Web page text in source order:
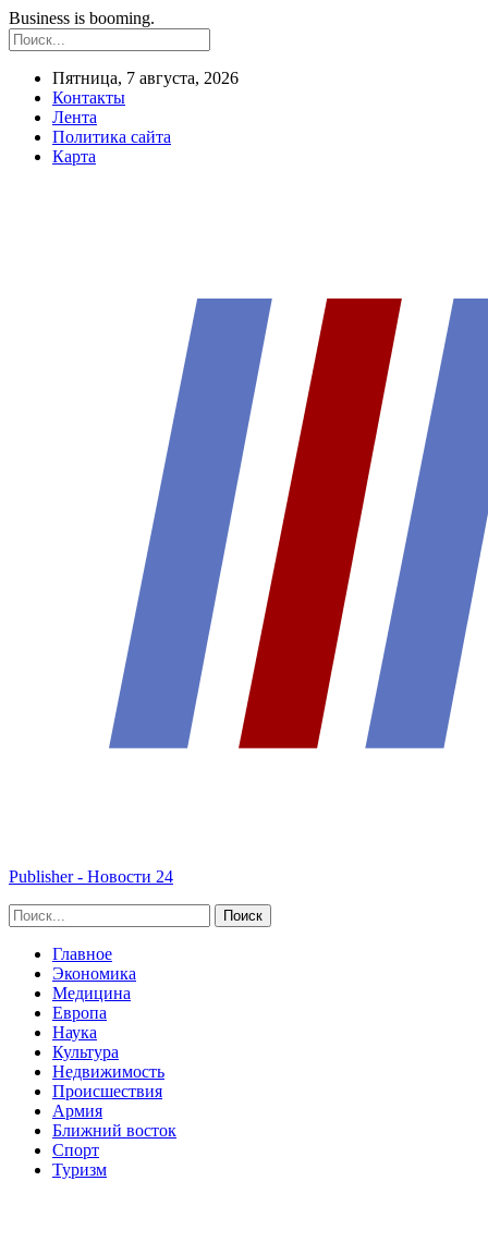
Business is booming.
Пятница, 7 августа, 2026
Контакты
Лента
Политика сайта
Карта
Publisher - Новости 24
Главное
Экономика
Медицина
Европа
Наука
Культура
Недвижимость
Происшествия
Армия
Ближний восток
Спорт
Туризм